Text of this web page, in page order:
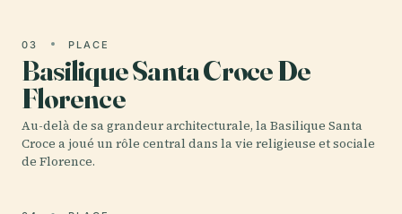
03 PLACE
Basilique Santa Croce De
Florence
Au-delà de sa grandeur architecturale, la Basilique Santa
Croce a joué un rôle central dans la vie religieuse et sociale
de Florence.